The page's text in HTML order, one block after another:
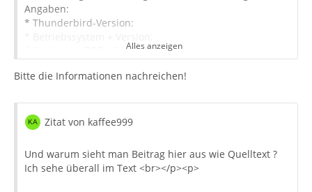
Angaben:
* Thunderbird-Version:
* Kontenart (POP / IMAP):
* Speicherdienst (z.B. Dropbox):
* Firewall (Betriebssystem-intern/Externe Software):
Alles anzeigen
Bitte die Informationen nachreichen!
Zitat von kaffee999
Und warum sieht man Beitrag hier aus wie Quelltext ?
Ich sehe überall im Text <br></p><p>